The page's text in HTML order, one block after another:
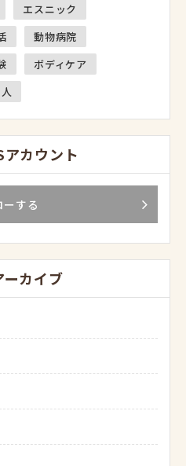
エスニック
動物病院
ボディケア
人
アカウント
する
ーカイブ